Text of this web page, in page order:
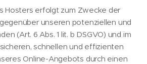
Hosters erfolgt zum Zwecke der
unseren potenziellen und
(Art. 6 Abs. 1 lit. b DSGVO) und im
schnellen und effizienten
Online-Angebots durch einen